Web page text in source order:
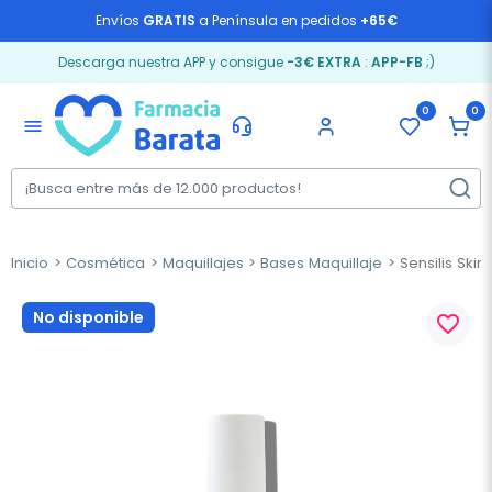
Envíos GRATIS a Península en pedidos +65€
Descarga nuestra APP y consigue -3€ EXTRA: APP-FB ;)
menu
0 0
Inicio Cosmética Maquillajes Bases Maquillaje Sensilis
No disponible favorite_border